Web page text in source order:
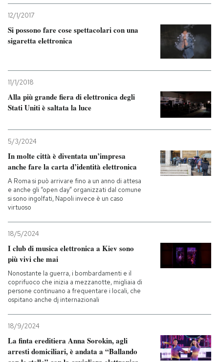
12/1/2017
Si possono fare cose spettacolari con una
sigaretta elettronica
11/1/2018
Alla più grande fiera di elettronica degli
Stati Uniti è saltata la luce
5/3/2024
In molte città è diventata un’impresa
anche fare la carta d’identità elettronica
A Roma si può arrivare fino a un anno di attesa
e anche gli “open day” organizzati dal comune
si sono ingolfati, Napoli invece è un caso
virtuoso
18/5/2024
I club di musica elettronica a Kiev sono
più vivi che mai
Nonostante la guerra, i bombardamenti e il
coprifuoco che inizia a mezzanotte, migliaia di
persone continuano a frequentare i locali, che
ospitano anche dj internazionali
18/9/2024
La finta ereditiera Anna Sorokin, agli
arresti domiciliari, è andata a “Ballando